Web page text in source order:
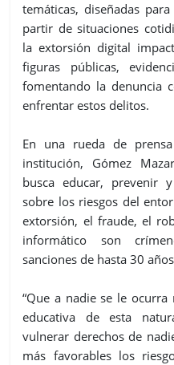
temáticas, diseñadas
partir de situaciones
la extorsión digital
figuras públicas,
fomentando la denuncia
enfrentar estos delitos.
En una rueda de
institución, Gómez
busca educar, prevenir
sobre los riesgos del
extorsión, el fraude, el
informático son
sanciones de hasta 30
“Que a nadie se le
educativa de esta
vulnerar derechos de
más favorables los